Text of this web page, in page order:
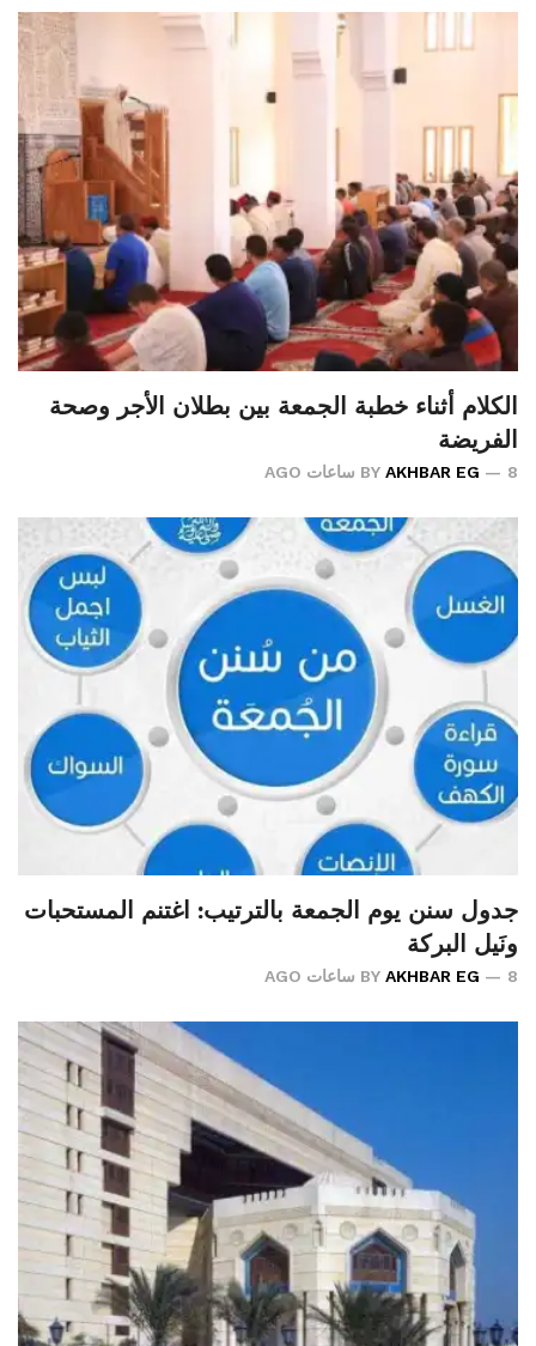
الكلام أثناء خطبة الجمعة بين بطلان الأجر وصحة
الفريضة
BY AKHBAR EG 8 ساعات AGO
جدول سنن يوم الجمعة بالترتيب: اغتنم المستحبات
ونَيل البركة
BY AKHBAR EG 8 ساعات AGO